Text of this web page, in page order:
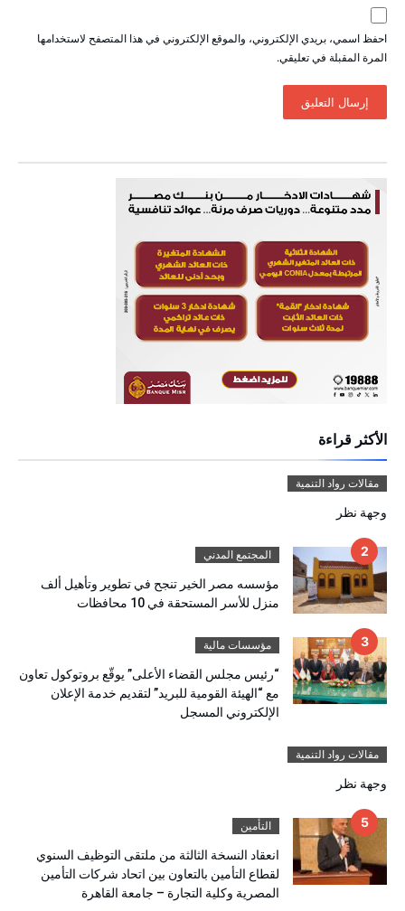
احفظ اسمي، بريدي الإلكتروني، والموقع الإلكتروني في هذا المتصفح لاستخدامها
المرة المقبلة في تعليقي.
الأكثر قراءة
مقالات رواد التنمية
وجهة نظر
المجتمع المدني
مؤسسه مصر الخير تنجح في تطوير وتأهيل ألف
منزل للأسر المستحقة في 10 محافظات
مؤسسات مالية
“رئيس مجلس القضاء الأعلى” يوقّع بروتوكول تعاون
مع “الهيئة القومية للبريد” لتقديم خدمة الإعلان
الإلكتروني المسجل
مقالات رواد التنمية
وجهة نظر
التأمين
انعقاد النسخة الثالثة من ملتقى التوظيف السنوي
لقطاع التأمين بالتعاون بين اتحاد شركات التأمين
المصرية وكلية التجارة – جامعة القاهرة